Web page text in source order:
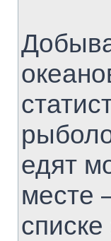
едят
месте